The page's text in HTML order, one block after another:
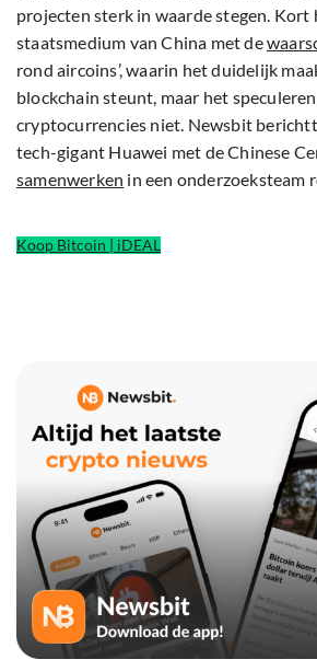
projecten sterk in waarde stegen. Kort
staatsmedium van China met de
rond aircoins’, waarin het duidelijk
blockchain steunt, maar het
cryptocurrencies niet. Newsbit
tech-gigant Huawei met de Chinese
samenwerken in een onderzoeksteam
Koop Bitcoin | iDEAL